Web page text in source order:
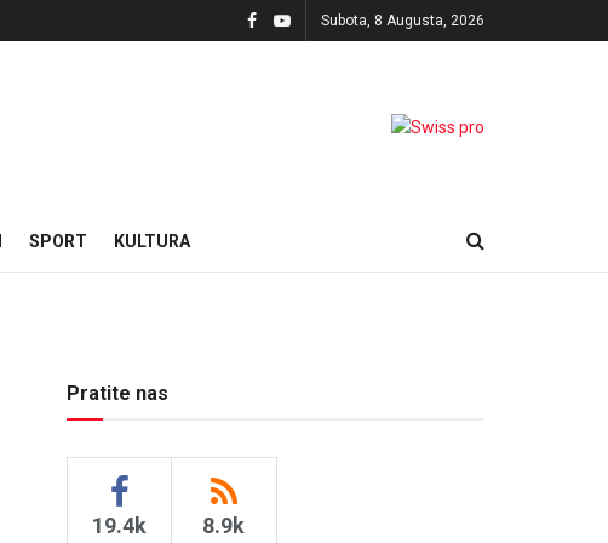
Subota, 8 Augusta, 2026
SPORT KULTURA
Pratite nas
19.4k 8.9k